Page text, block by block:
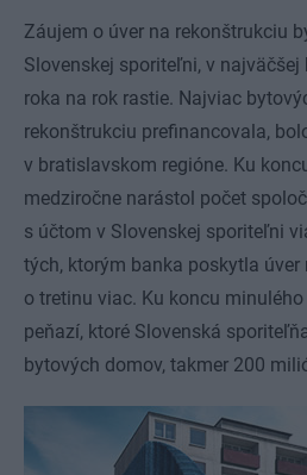
Záujem o úver na rekonštrukciu
Slovenskej sporiteľni, v najväčšej
roka na rok rastie. Najviac
rekonštrukciu prefinancovala,
v bratislavskom regióne. Ku
medziročne narástol počet
s účtom v Slovenskej sporiteľni
tých, ktorým banka poskytla úver
o tretinu viac. Ku koncu
peňazí, ktoré Slovenská
bytových domov, takmer 200